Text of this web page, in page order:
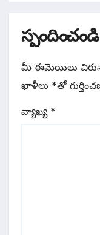
స్పందించండి
మీ ఈమెయిలు
ఖాళీలు *‌తో
వ్యాఖ్య *